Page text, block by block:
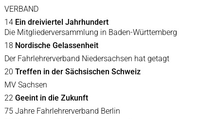
VERBAND
14Ein dreiviertel Jahrhundert
Die Mitgliederversammlung in Baden-Württemberg
18 Nordische Gelassenheit
Der Fahrlehrerverband Niedersachsen hat getagt
20 Treffen in der Sächsischen Schweiz
MV Sachsen
22 Geeint in die Zukunft
75 Jahre Fahrlehrerverband Berlin